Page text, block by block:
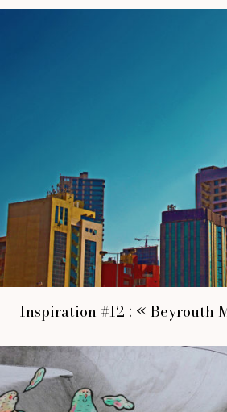
Inspiration #12 : « Beyrouth